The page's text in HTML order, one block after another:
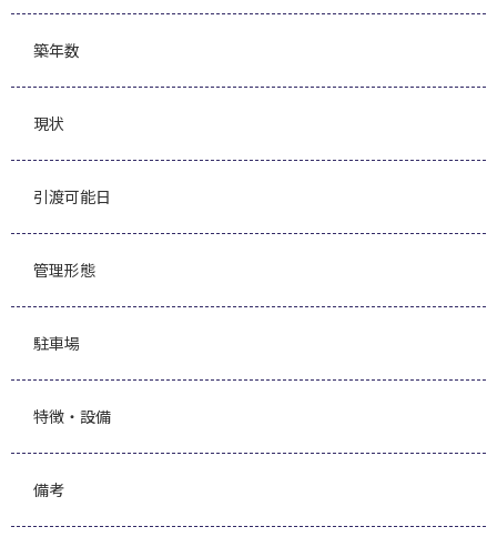
築年数
現状
引渡可能日
管理形態
駐車場
特徴・設備
備考